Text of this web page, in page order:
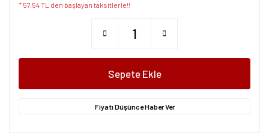
* 57,54 TL den başlayan taksitlerle!!
Sepete Ekle
Fiyatı Düşünce Haber Ver